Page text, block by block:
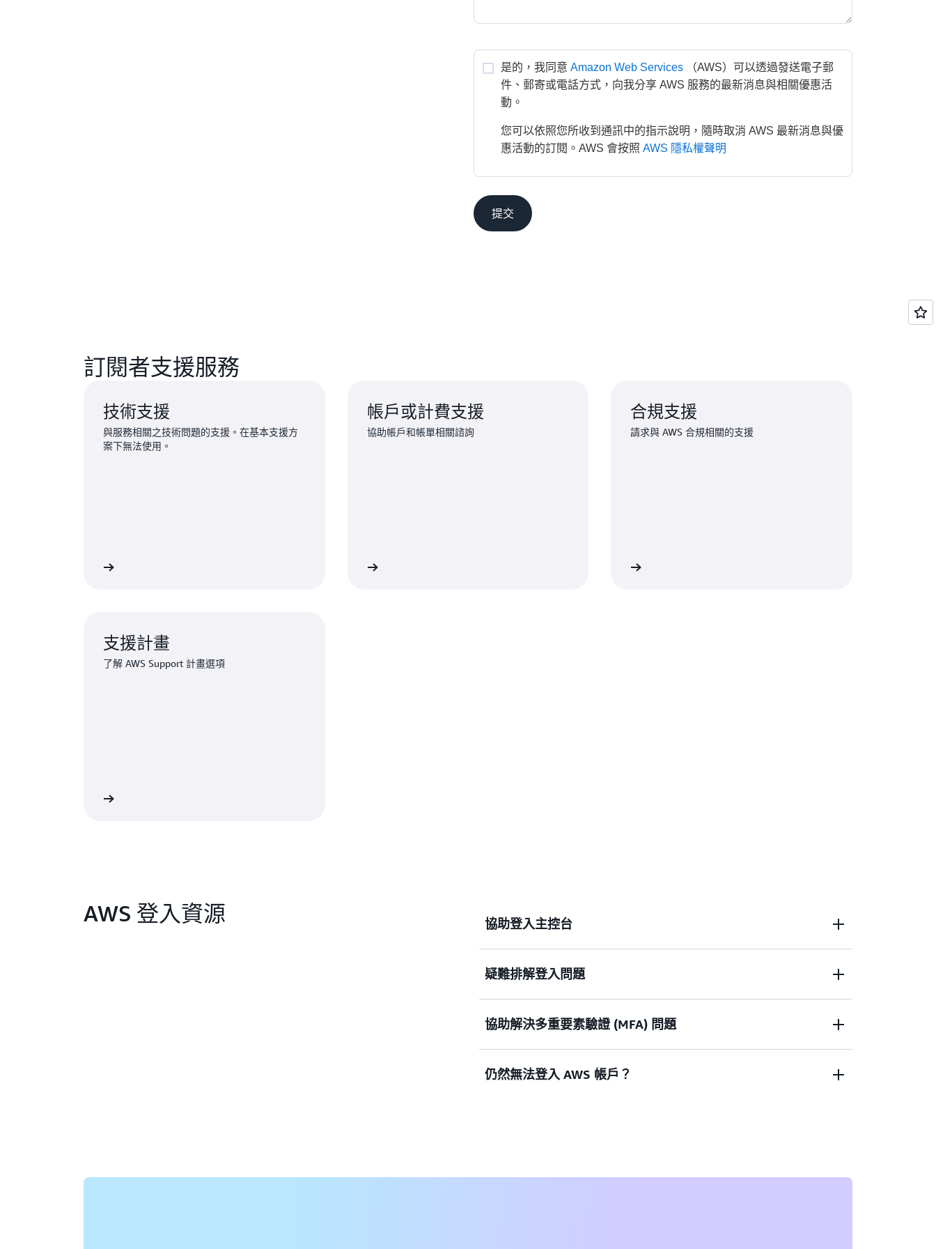
是的，我同意 Amazon Web Services
（AWS）可以透過發送電子郵
件、郵寄或電話方式，向我分享 AWS 服務的最新消息與相關優惠活
動。
您可以依照您所收到通訊中的指示說明，隨時取消 AWS 最新消息與優
惠活動的訂閱。AWS 會按照 AWS 隱私權聲明
提交
訂閱者支援服務
技術支援
與服務相關之技術問題的支援。在基本支援方
案下無法使用。
帳戶或計費支援
協助帳戶和帳單相關諮詢
合規支援
請求與 AWS 合規相關的支援
支援計畫
了解 AWS Support 計畫選項
AWS 登入資源 協助登入主控台
需要協助登入 AWS 管理主控台嗎？
疑難排解登入問題
嘗試登入，但憑證無效？ 或者沒有憑證來存取 AWS 根使用者帳戶？
協助解決多重要素驗證 (MFA) 問題
多重因素驗證 (MFA) 裝置遺失或無法使用
仍然無法登入 AWS 帳戶？